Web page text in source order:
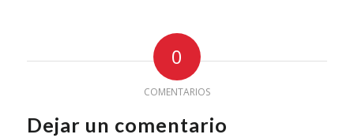
0
COMENTARIOS
Dejar un comentario